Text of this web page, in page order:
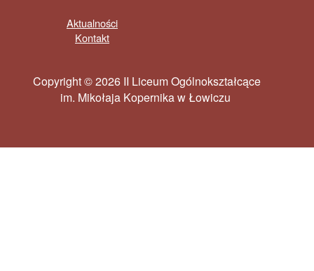
Aktualności
Kontakt
Copyright © 2026 II Liceum Ogólnokształcące
im. Mikołaja Kopernika w Łowiczu